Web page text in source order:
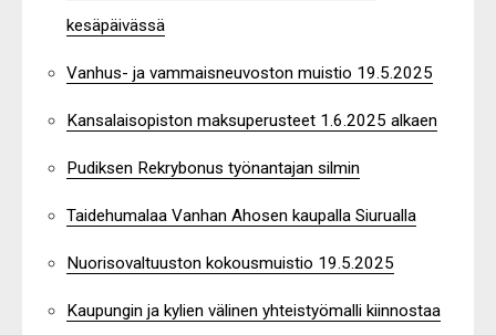
kesäpäivässä
Vanhus- ja vammaisneuvoston muistio 19.5.2025
Kansalaisopiston maksuperusteet 1.6.2025 alkaen
Pudiksen Rekrybonus työnantajan silmin
Taidehumalaa Vanhan Ahosen kaupalla Siurualla
Nuorisovaltuuston kokousmuistio 19.5.2025
Kaupungin ja kylien välinen yhteistyömalli kiinnostaa